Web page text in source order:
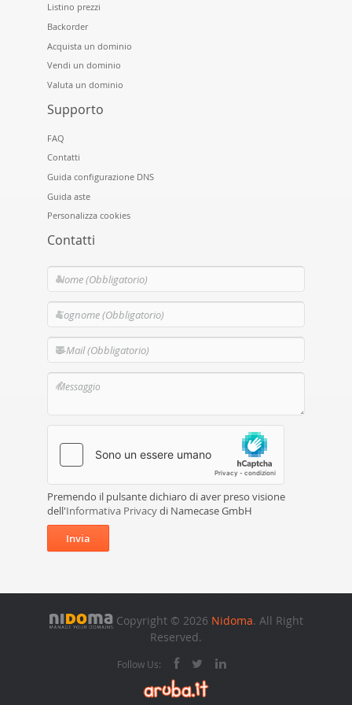
Listino prezzi
Backorder
Acquista un dominio
Vendi un dominio
Valuta un dominio
Supporto
FAQ
Contatti
Guida configurazione DNS
Guida aste
Personalizza cookies
Contatti
Premendo il pulsante dichiaro di aver preso visione
dell'Informativa Privacydi Namecase GmbH
Invia
Copyright © 2026 Nidoma. All Right
Reserved.
Follow Us: